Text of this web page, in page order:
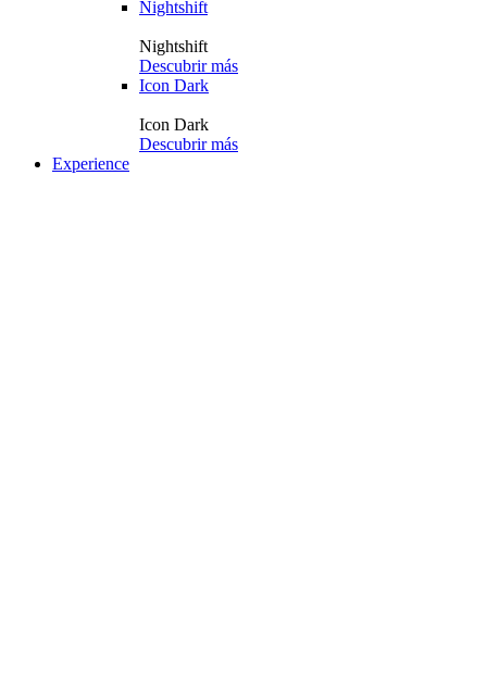
Nightshift
Nightshift
Descubrir más
Icon Dark
Icon Dark
Descubrir más
Experience